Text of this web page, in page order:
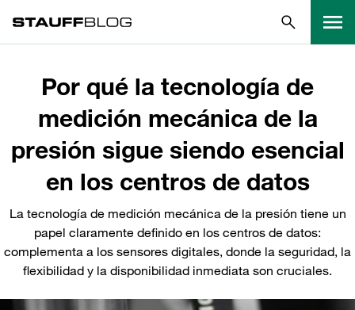
Por qué la tecnología de
medición mecánica de la
presión sigue siendo esencial
en los centros de datos
La tecnología de medición mecánica de la presión tiene un
papel claramente definido en los centros de datos:
complementa a los sensores digitales, donde la seguridad, la
flexibilidad y la disponibilidad inmediata son cruciales.